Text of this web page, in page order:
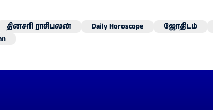
தினசரி ராசிபலன் Daily Horoscope ஜோதிடம்